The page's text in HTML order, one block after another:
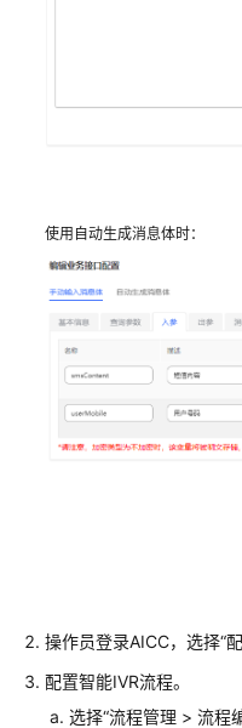
器
理
指
南
置
能
机
使用自动生成消息体时：
操作员登录AICC，选择“
配置智能IVR流程。
选择“流程管理 > 流程